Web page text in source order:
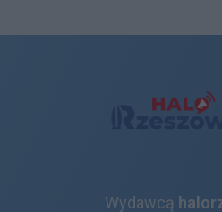
Wydawcą